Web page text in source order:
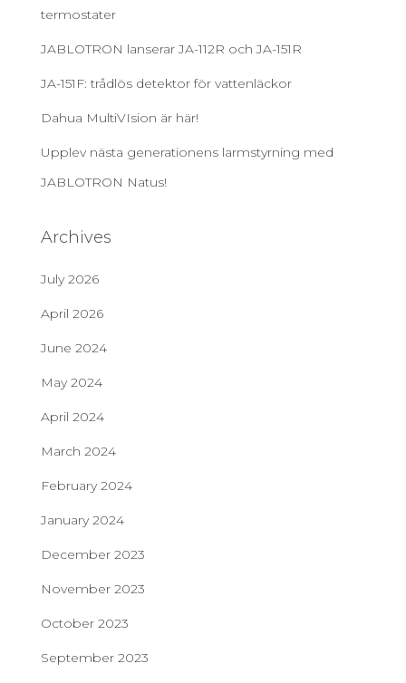
termostater
JABLOTRON lanserar JA-112R och JA-151R
JA-151F: trådlös detektor för vattenläckor
Dahua MultiVIsion är här!
Upplev nästa generationens larmstyrning med
JABLOTRON Natus!
Archives
July 2026
April 2026
June 2024
May 2024
April 2024
March 2024
February 2024
January 2024
December 2023
November 2023
October 2023
September 2023